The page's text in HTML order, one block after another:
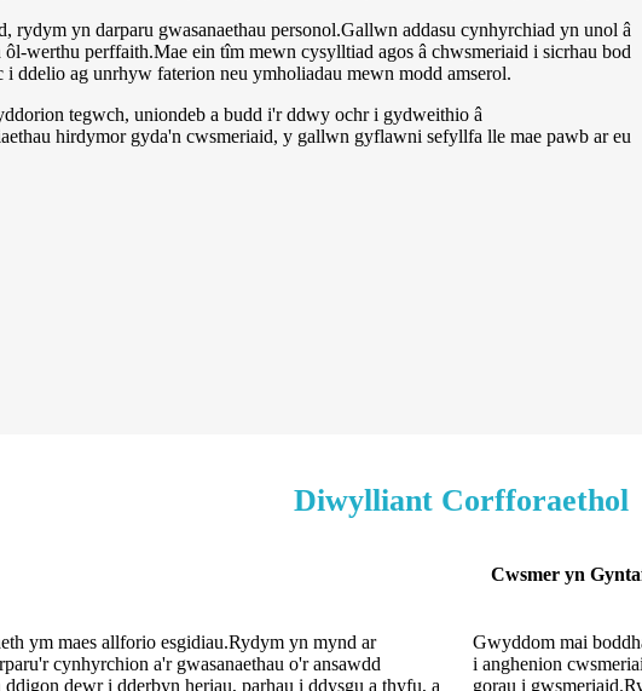
rydym yn darparu gwasanaethau personol.Gallwn addasu cynhyrchiad yn unol â
werthu perffaith.Mae ein tîm mewn cysylltiad agos â chwsmeriaid i sicrhau bod
ddelio ag unrhyw faterion neu ymholiadau mewn modd amserol.
tegwch, uniondeb a budd i'r ddwy ochr i gydweithio â
hirdymor gyda'n cwsmeriaid, y gallwn gyflawni sefyllfa lle mae pawb ar eu
Diwylliant Corfforaethol
ym maes allforio esgidiau.Rydym yn mynd ar
cynhyrchion a'r gwasanaethau o'r ansawdd
dewr i dderbyn heriau, parhau i ddysgu a thyfu, a
Cwsmer yn
Gwyddom mai
i anghenion
gorau i